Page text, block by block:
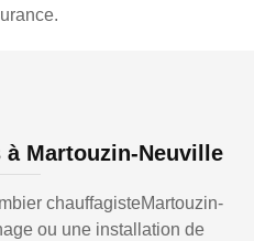
Martouzin-Neuville
chauffagisteMartouzin-
ou une installation de